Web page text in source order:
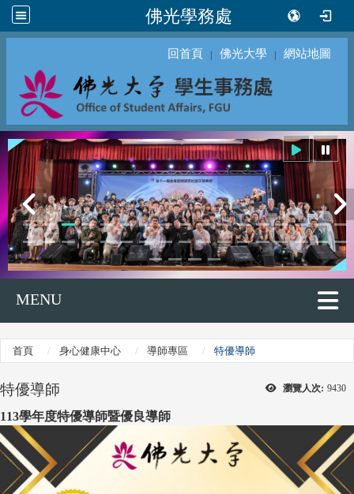
佛光學務處
回首頁 ｜ 佛光大學 ｜ 網站地圖
MENU
首頁 身心健康中心 導師專區 特優導師
瀏覽人次: 9430
特優導師
113學年度特優導師暨優良導師